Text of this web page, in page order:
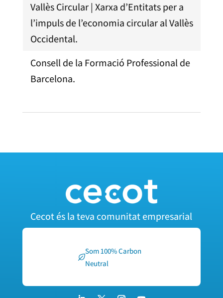
Vallès Circular | Xarxa d’Entitats per a
l’impuls de l’economia circular al Vallès
Occidental.
Consell de la Formació Professional de
Barcelona.
Cecot és la teva comunitat empresarial
Som 100% Carbon
Neutral